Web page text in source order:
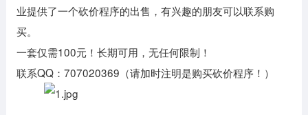
业提供了一个砍价程序的出售，有兴趣的朋友可以联系购
买。
一套仅需100元！长期可用，无任何限制！
联系QQ：707020369（请加时注明是购买砍价程序！）